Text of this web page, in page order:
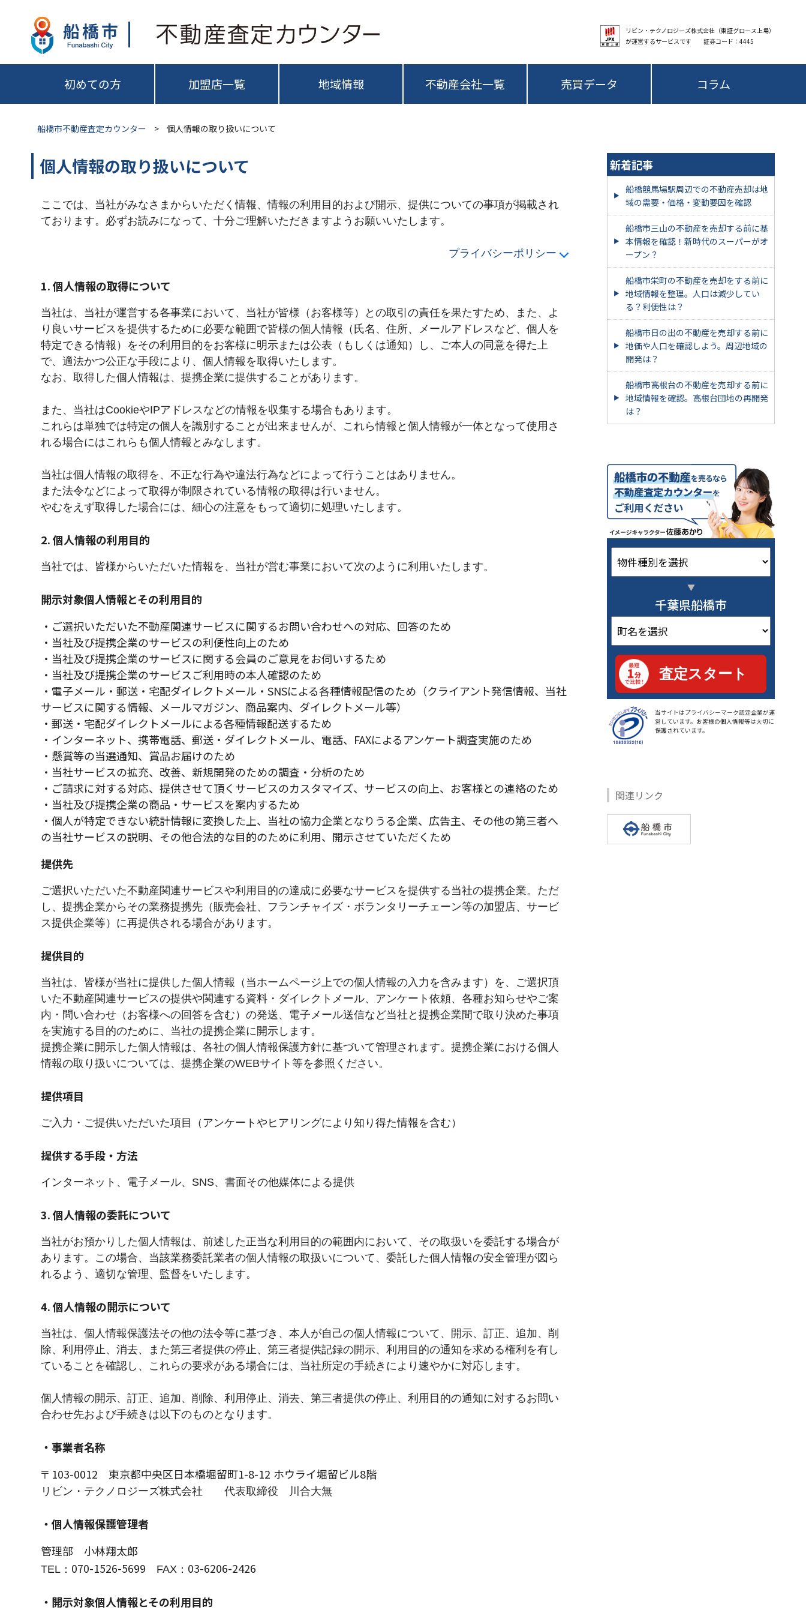
リビン・テクノロジーズ株式会社（東証グロース上場）
が運営するサービスです 証券コード：4445
初めての方 加盟店一覧 地域情報 不動産会社一覧 売買データ コラム
船橋市不動産査定カウンター > 個人情報の取り扱いについて
個人情報の取り扱いについて
ここでは、当社がみなさまからいただく情報、情報の利用目的および開示、提供についての事項が掲載され
ております。必ずお読みになって、十分ご理解いただきますようお願いいたします。
プライバシーポリシー
1. 個人情報の取得について
当社は、当社が運営する各事業において、当社が皆様（お客様等）との取引の責任を果たすため、また、よ
り良いサービスを提供するために必要な範囲で皆様の個人情報（氏名、住所、メールアドレスなど、個人を
特定できる情報）をその利用目的をお客様に明示または公表（もしくは通知）し、ご本人の同意を得た上
で、適法かつ公正な手段により、個人情報を取得いたします。
なお、取得した個人情報は、提携企業に提供することがあります。
また、当社はCookieやIPアドレスなどの情報を収集する場合もあります。
これらは単独では特定の個人を識別することが出来ませんが、これら情報と個人情報が一体となって使用さ
れる場合にはこれらも個人情報とみなします。
当社は個人情報の取得を、不正な行為や違法行為などによって行うことはありません。
また法令などによって取得が制限されている情報の取得は行いません。
やむをえず取得した場合には、細心の注意をもって適切に処理いたします。
2. 個人情報の利用目的
当社では、皆様からいただいた情報を、当社が営む事業において次のように利用いたします。
開示対象個人情報とその利用目的
・ご選択いただいた不動産関連サービスに関するお問い合わせへの対応、回答のため
・当社及び提携企業のサービスの利便性向上のため
・当社及び提携企業のサービスに関する会員のご意見をお伺いするため
・当社及び提携企業のサービスご利用時の本人確認のため
・電子メール・郵送・宅配ダイレクトメール・SNSによる各種情報配信のため（クライアント発信情報、当社
サービスに関する情報、メールマガジン、商品案内、ダイレクトメール等）
・郵送・宅配ダイレクトメールによる各種情報配送するため
・インターネット、携帯電話、郵送・ダイレクトメール、電話、FAXによるアンケート調査実施のため
・懸賞等の当選通知、賞品お届けのため
・当社サービスの拡充、改善、新規開発のための調査・分析のため
・ご請求に対する対応、提供させて頂くサービスのカスタマイズ、サービスの向上、お客様との連絡のため
・当社及び提携企業の商品・サービスを案内するため
・個人が特定できない統計情報に変換した上、当社の協力企業となりうる企業、広告主、その他の第三者へ
の当社サービスの説明、その他合法的な目的のために利用、開示させていただくため
提供先
ご選択いただいた不動産関連サービスや利用目的の達成に必要なサービスを提供する当社の提携企業。ただ
し、提携企業からその業務提携先（販売会社、フランチャイズ・ボランタリーチェーン等の加盟店、サービ
ス提供企業等）に再提供される場合があります。
提供目的
当社は、皆様が当社に提供した個人情報（当ホームページ上での個人情報の入力を含みます）を、ご選択頂
いた不動産関連サービスの提供や関連する資料・ダイレクトメール、アンケート依頼、各種お知らせやご案
内・問い合わせ（お客様への回答を含む）の発送、電子メール送信など当社と提携企業間で取り決めた事項
を実施する目的のために、当社の提携企業に開示します。
提携企業に開示した個人情報は、各社の個人情報保護方針に基づいて管理されます。提携企業における個人
情報の取り扱いについては、提携企業のWEBサイト等を参照ください。
提供項目
ご入力・ご提供いただいた項目（アンケートやヒアリングにより知り得た情報を含む）
提供する手段・方法
インターネット、電子メール、SNS、書面その他媒体による提供
3. 個人情報の委託について
当社がお預かりした個人情報は、前述した正当な利用目的の範囲内において、その取扱いを委託する場合が
あります。この場合、当該業務委託業者の個人情報の取扱いについて、委託した個人情報の安全管理が図ら
れるよう、適切な管理、監督をいたします。
4. 個人情報の開示について
当社は、個人情報保護法その他の法令等に基づき、本人が自己の個人情報について、開示、訂正、追加、削
除、利用停止、消去、また第三者提供の停止、第三者提供記録の開示、利用目的の通知を求める権利を有し
ていることを確認し、これらの要求がある場合には、当社所定の手続きにより速やかに対応します。
個人情報の開示、訂正、追加、削除、利用停止、消去、第三者提供の停止、利用目的の通知に対するお問い
合わせ先および手続きは以下のものとなります。
・事業者名称
〒 103-0012 東京都中央区日本橋堀留町1-8-12 ホウライ堀留ビル8階
リビン・テクノロジーズ株式会社 代表取締役 川合大無
・個人情報保護管理者
管理部 小林翔太郎
TEL： 070-1526-5699 FAX： 03-6206-2426
・開示対象個人情報とその利用目的
新着記事
船橋競馬場駅周辺での不動産売却は地
域の需要・価格・変動要因を確認
船橋市三山の不動産を売却する前に基
本情報を確認！新時代のスーパーがオ
ープン？
船橋市栄町の不動産を売却をする前に
地域情報を整理。人口は減少してい
る？利便性は？
船橋市日の出の不動産を売却する前に
地価や人口を確認しよう。周辺地域の
開発は？
船橋市高根台の不動産を売却する前に
地域情報を確認。高根台団地の再開発
は？
千葉県船橋市
当サイトはプライバシーマーク認定企業が運
営しています。お客様の個人情報等は大切に
保護されています。
関連リンク